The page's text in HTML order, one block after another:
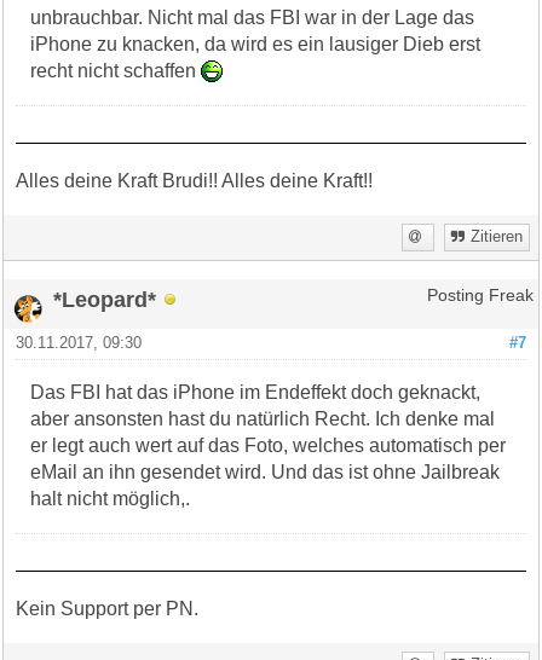
unbrauchbar. Nicht mal das FBI war in der Lage das
iPhone zu knacken, da wird es ein lausiger Dieb erst
recht nicht schaffen
Alles deine Kraft Brudi!! Alles deine Kraft!!
Zitieren
*Leopard* Posting Freak
#7
30.11.2017, 09:30
Das FBI hat das iPhone im Endeffekt doch geknackt,
aber ansonsten hast du natürlich Recht. Ich denke mal
er legt auch wert auf das Foto, welches automatisch per
eMail an ihn gesendet wird. Und das ist ohne Jailbreak
halt nicht möglich,.
Kein Support per PN.